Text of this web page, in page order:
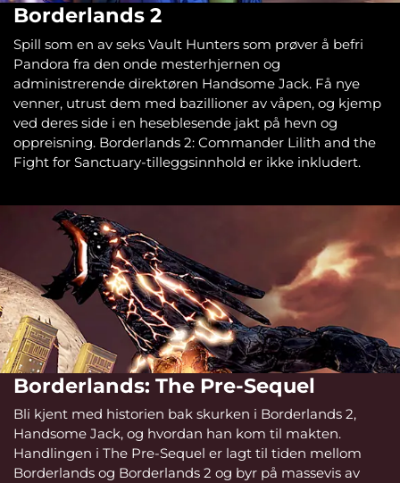
Borderlands 2
Spill som en av seks Vault Hunters som prøver å befri
Pandora fra den onde mesterhjernen og
administrerende direktøren Handsome Jack. Få nye
venner, utrust dem med bazillioner av våpen, og kjemp
ved deres side i en heseblesende jakt på hevn og
oppreisning. Borderlands 2: Commander Lilith and the
Fight for Sanctuary-tilleggsinnhold er ikke inkludert.
Borderlands: The Pre-Sequel
Bli kjent med historien bak skurken i Borderlands 2,
Handsome Jack, og hvordan han kom til makten.
Handlingen i The Pre-Sequel er lagt til tiden mellom
Borderlands og Borderlands 2 og byr på massevis av